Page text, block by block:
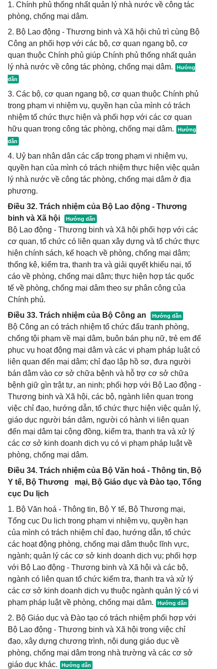
1. Chính phủ thống nhất quản lý nhà nước về công tác
phòng, chống mại dâm.
2. Bộ Lao động - Thương binh và Xã hội chủ trì cùng Bộ
Công an phối hợp với các bộ, cơ quan ngang bộ, cơ
quan thuộc Chính phủ giúp Chính phủ thống nhất quản
lý nhà nước về công tác phòng, chống mại dâm.
3. Các bộ, cơ quan ngang bộ, cơ quan thuộc Chính phủ
trong phạm vi nhiệm vụ, quyền hạn của mình có trách
nhiệm tổ chức thực hiện và phối hợp với các cơ quan
hữu quan trong công tác phòng, chống mại dâm.
4. Uỷ ban nhân dân các cấp trong phạm vi nhiệm vụ,
quyền hạn của mình có trách nhiệm thực hiện việc quản
lý nhà nước về công tác phòng, chống mại dâm ở địa
phương.
Điều 32. Trách nhiệm của Bộ Lao động - Thương
binh và Xã hội
Bộ Lao động - Thương binh và Xã hội phối hợp với các
cơ quan, tổ chức có liên quan xây dựng và tổ chức thực
hiện chính sách, kế hoạch về phòng, chống mại dâm;
thống kê, kiểm tra, thanh tra và giải quyết khiếu nại, tố
cáo về phòng, chống mại dâm; thực hiện hợp tác quốc
tế về phòng, chống mại dâm theo sự phân công của
Chính phủ.
Điều 33. Trách nhiệm của Bộ Công an
Bộ Công an có trách nhiệm tổ chức đấu tranh phòng,
chống tội phạm về mại dâm, buôn bán phụ nữ, trẻ em để
phục vụ hoạt động mại dâm và các vi phạm pháp luật có
liên quan đến mại dâm; chỉ đạo lập hồ sơ, đưa người
bán dâm vào cơ sở chữa bệnh và hỗ trợ cơ sở chữa
bệnh giữ gìn trật tự, an ninh; phối hợp với Bộ Lao động -
Thương binh và Xã hội, các bộ, ngành liên quan trong
việc chỉ đạo, hướng dẫn, tổ chức thực hiện việc quản lý,
giáo dục người bán dâm, người có hành vi liên quan
đến mại dâm tại cộng đồng, kiểm tra, thanh tra và xử lý
các cơ sở kinh doanh dịch vụ có vi phạm pháp luật về
phòng, chống mại dâm.
Điều 34. Trách nhiệm của Bộ Văn hoá - Thông tin, Bộ
Y tế, Bộ Thương mại, Bộ Giáo dục và Đào tạo, Tổng
cục Du lịch
1. Bộ Văn hoá - Thông tin, Bộ Y tế, Bộ Thương mại,
Tổng cục Du lịch trong phạm vi nhiệm vụ, quyền hạn
của mình có trách nhiệm chỉ đạo, hướng dẫn, tổ chức
các hoạt động phòng, chống mại dâm thuộc lĩnh vực,
ngành; quản lý các cơ sở kinh doanh dịch vụ; phối hợp
với Bộ Lao động - Thương binh và Xã hội và các bộ,
ngành có liên quan tổ chức kiểm tra, thanh tra và xử lý
các cơ sở kinh doanh dịch vụ thuộc ngành quản lý có vi
phạm pháp luật về phòng, chống mại dâm.
2. Bộ Giáo dục và Đào tạo có trách nhiệm phối hợp với
Bộ Lao động - Thương binh và Xã hội trong việc chỉ
đạo, xây dựng chương trình, nội dung giáo dục về
phòng, chống mại dâm trong nhà trường và các cơ sở
giáo dục khác.